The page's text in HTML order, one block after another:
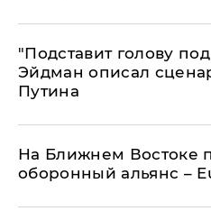
​"Подставит голову
Эйдман описал
Путина
На Ближнем Востоке
оборонный альянс –